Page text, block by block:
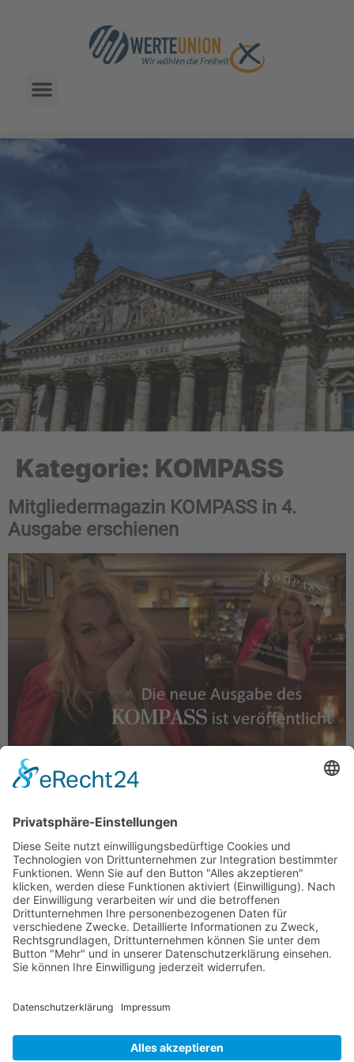
Kategorie: KOMPASS
Mitgliedermagazin KOMPASS in 4.
Ausgabe erschienen
Die aktuelle 4. Ausgabe des Mitgliedermagazins
aufgestellt und tatkräftig die WerteUnion inzwischen
Regionen hinein. Neuer Aufbruch und klares Profil
Im Vorwort wird deutlich, dass die Partei nach
personellen Brüchen bewusst auf Neuanfang,
Geschlossenheit und politische Gestaltung setzt.
Trotz Rückschlägen betont die […]